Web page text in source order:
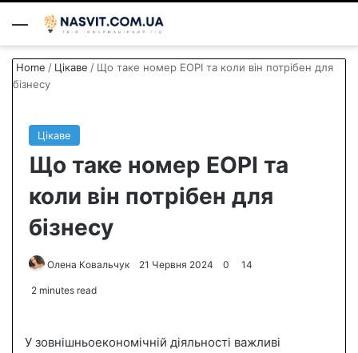
Menu
Home / Цікаве / Що таке номер ЕОРІ та коли він потрібен для
бізнесу
Цікаве
Що таке номер ЕОРІ та
коли він потрібен для
бізнесу
Олена Ковальчук
a
21 Червня 2024 0 14
2 minutes read
У зовнішньоекономічній діяльності важливі